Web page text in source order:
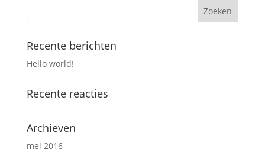
Recente berichten
Hello world!
Recente reacties
Archieven
mei 2016